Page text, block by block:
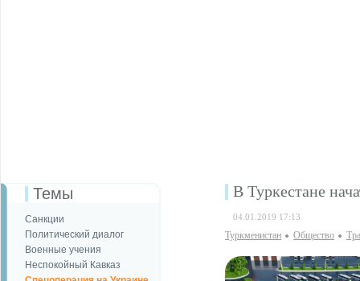
Темы
Санкции
Политический диалог
Военные учения
Неспокойный Кавказ
В Туркестане
04.01.2019 17:13
Туркменистан Общество